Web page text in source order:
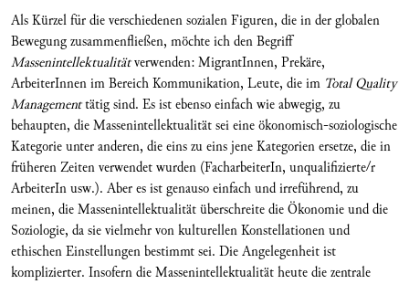
Als Kürzel für die verschiedenen sozialen Figuren, die in der globalen
Be­wegung zusammenfließen, möchte ich den Begriff
Massenintellektualitätverwenden: MigrantInnen, Prekäre,
ArbeiterInnen im Be­reich Kommunikation, Leute, die im Total Quality
Managementtätig sind. Es ist ebenso einfach wie ab­wegig, zu
behaupten, die Massenintellektualität sei eine ökonomisch-soziologische
Kategorie unter ande­ren, die eins zu eins jene Kategorien ersetze, die in
früheren Zeiten verwendet wurden (Fachar­bei­terIn, unqualifizierte/r
ArbeiterIn usw.). Aber es ist genauso einfach und irreführend, zu
meinen, die Massenin­tellektualität überschreite die Ökonomie und die
Soziologie, da sie vielmehr von kulturellen Konstellatio­nen und
ethischen Einstellungen be­stimmt sei. Die Angelegenheit ist
komplizierter. Insofern die Massen­intellektualität heute die zentrale